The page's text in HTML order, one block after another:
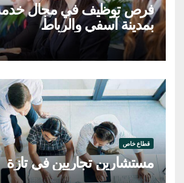
فرص توظيف في مجال خدمة
بمدينة آسفي والرباط
قطاع خاص
مستشارين تجاريين في تازة